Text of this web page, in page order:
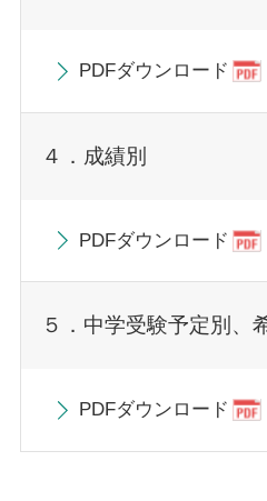
PDFダウンロード
４．成績別
PDFダウンロード
５．中学受験予定別、
PDFダウンロード